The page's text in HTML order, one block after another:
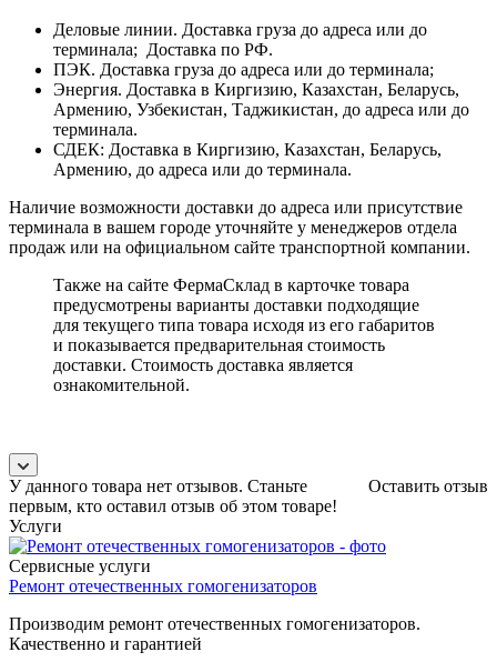
Деловые линии. Доставка груза до адреса или до
терминала; Доставка по РФ.
ПЭК. Доставка груза до адреса или до терминала;
Энергия. Доставка в Киргизию, Казахстан, Беларусь,
Армению, Узбекистан, Таджикистан, до адреса или до
терминала.
СДЕК: Доставка в Киргизию, Казахстан, Беларусь,
Армению, до адреса или до терминала.
Наличие возможности доставки до адреса или присутствие
терминала в вашем городе уточняйте у менеджеров отдела
продаж или на официальном сайте транспортной компании.
Также на сайте ФермаСклад в карточке товара
предусмотрены варианты доставки подходящие
для текущего типа товара исходя из его габаритов
и показывается предварительная стоимость
доставки. Стоимость доставка является
ознакомительной.
Оставить отзыв
У данного товара нет отзывов. Станьте
первым, кто оставил отзыв об этом товаре!
Услуги
Сервисные услуги
Ремонт отечественных гомогенизаторов
Производим ремонт отечественных гомогенизаторов.
Качественно и гарантией